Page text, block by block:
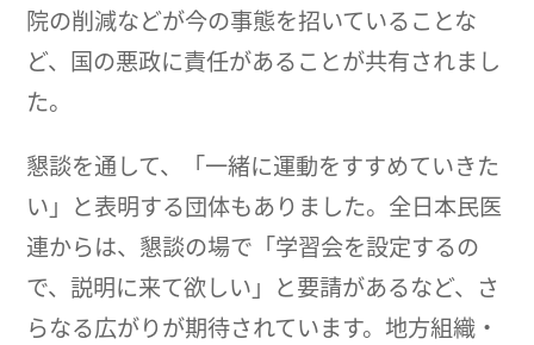
院の削減などが今の事態を招いていることな
ど、国の悪政に責任があることが共有されまし
た。
懇談を通して、「一緒に運動をすすめていきた
い」と表明する団体もありました。全日本民医
連からは、懇談の場で「学習会を設定するの
で、説明に来て欲しい」と要請があるなど、さ
らなる広がりが期待されています。地方組織・